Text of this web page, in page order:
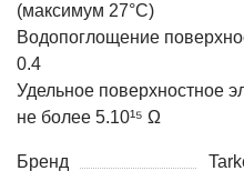
(максимум 27°C)
Водопоглощение
0.4
Удельное поверхностное
не более 5.10¹⁵ Ω
Бренд